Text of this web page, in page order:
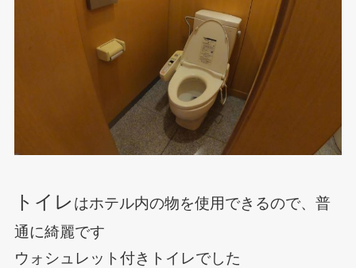
トイレ はホテル内の物を使用できるので、普
通に綺麗です
ウォシュレット付きトイレでした